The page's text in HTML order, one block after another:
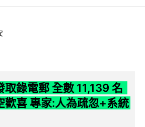
取錄電郵 全數 11,139 名
歡喜 專家:人為疏忽+系統